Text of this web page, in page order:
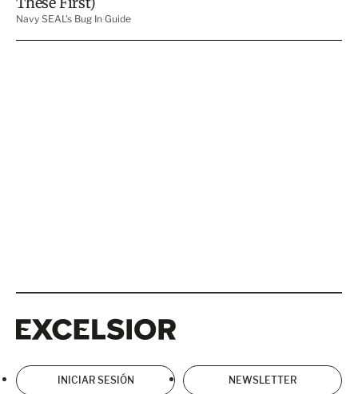
INICIAR SESIÓN NEWSLETTER